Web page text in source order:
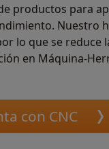
productos para
Nuestro
lo que se reduce
en Máquina-
con CNC